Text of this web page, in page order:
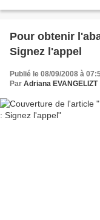
Pour obtenir
Signez l'appel
Publié le 08/09/2008 à
Par Adriana EVANGELIZT